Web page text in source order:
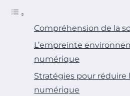
Compréhension de la
L’empreinte
numérique
Stratégies pour réduire
numérique